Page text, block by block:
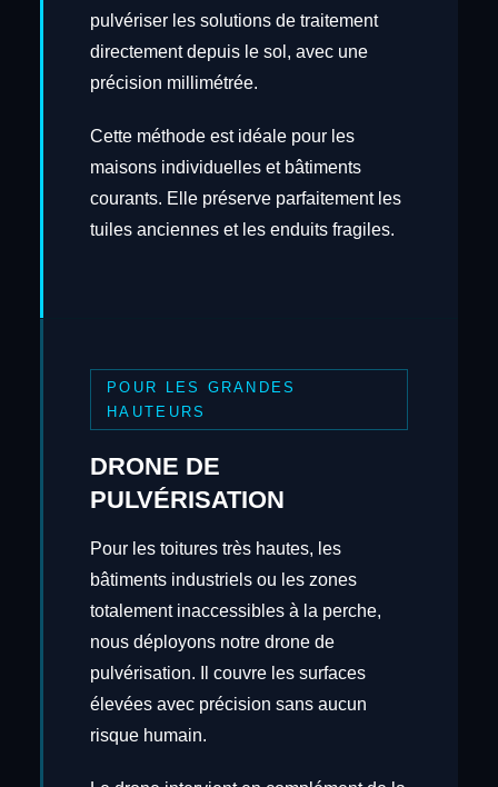
pulvériser les solutions de traitement
directement depuis le sol, avec une
précision millimétrée.
Cette méthode est idéale pour les
maisons individuelles et bâtiments
courants. Elle préserve parfaitement les
tuiles anciennes et les enduits fragiles.
POUR LES GRANDES
HAUTEURS
DRONE DE
PULVÉRISATION
Pour les toitures très hautes, les
bâtiments industriels ou les zones
totalement inaccessibles à la perche,
nous déployons notre drone de
pulvérisation. Il couvre les surfaces
élevées avec précision sans aucun
risque humain.